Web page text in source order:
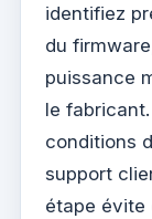
identifiez
du
puissance
le
conditions
support
étape évite